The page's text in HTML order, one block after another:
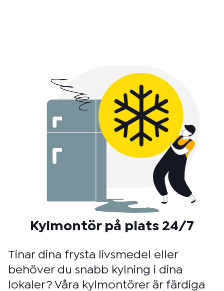
Kylmontör på plats 24/7
Tinar dina frysta livsmedel eller
behöver du snabb kylning i dina
lokaler? Våra kylmontörer är färdiga